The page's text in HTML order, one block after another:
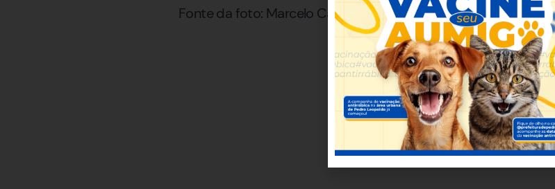
Fonte da foto: Marcelo Camargo/Agência Brasil